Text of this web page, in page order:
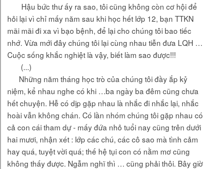
Hậu bức thư ấy ra sao, tôi cũng không còn cơ hội để
hỏi lại vì chỉ mấy năm sau khi học hết lớp 12, bạn TTKN
mãi mãi đi xa vì bạo bệnh, để lại cho chúng tôi bao tiếc
nhớ. Vừa mới đây chúng tôi lại cùng nhau tiễn đưa LQH …
Cuộc sống khắc nghiệt là vậy, biết làm sao được!!!
(...)
Những năm tháng học trò của chúng tôi đầy ắp kỷ
niệm, kể nhau nghe có khi …ba ngày ba đêm cũng chưa
hết chuyện. Hễ có dịp gặp nhau là nhắc đi nhắc lại, nhắc
hoài vẫn không chán. Có lần nhóm chúng tôi gặp nhau có
cả con cái tham dự - mấy đứa nhỏ tuổi nay cũng trên dưới
hai mươi, nhận xét : lớp các chú, các cô sao mà tình cảm
hay quá, tuyệt vời quá; thế hệ tụi con có nằm mơ cũng
không thấy được. Ngẫm nghĩ thì … cũng phải thôi. Bây giờ